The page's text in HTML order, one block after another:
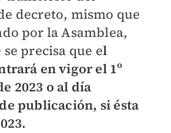
decreto, mismo que
por la Asamblea,
precisa que el
en vigor el 1º
2023 o al día
publicación, si ésta